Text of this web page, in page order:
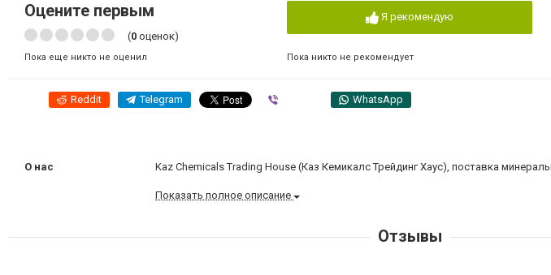
Оцените первым
(0 оценок)
Пока еще никто не оценил
Я рекомендую
Пока никто не рекомендует
Reddit Telegram WhatsApp
О нас Kaz Chemicals Trading House (Каз Кемикалс Трейдинг Хаус), поставка
Показать полное описание
Отзывы